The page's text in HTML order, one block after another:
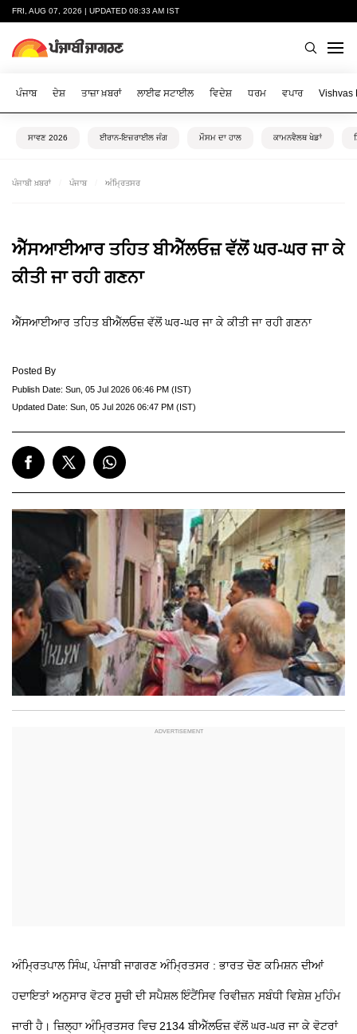
FRI, AUG 07, 2026 | UPDATED 08:33 AM IST
ਪੰਜਾਬ ਦੇਸ਼ ਤਾਜ਼ਾ ਖ਼ਬਰਾਂ ਲਾਈਫ ਸਟਾਈਲ ਵਿਦੇਸ਼ ਧਰਮ ਵਪਾਰ Vishvas
ਸਾਵਣ 2026 ਈਰਾਨ-ਇਜ਼ਰਾਈਲ ਜੰਗ ਮੌਸਮ ਦਾ ਹਾਲ ਕਾਮਨਵੈਲਥ ਖੇਡਾਂ
ਪੰਜਾਬੀ ਖ਼ਬਰਾਂ ਪੰਜਾਬ ਅੰਮ੍ਰਿਤਸਰ
ਐੱਸਆਈਆਰ ਤਹਿਤ ਬੀਐੱਲਓਜ਼ ਵੱਲੋਂ ਘਰ-ਘਰ ਜਾ ਕੇ
ਕੀਤੀ ਜਾ ਰਹੀ ਗਣਨਾ
ਐੱਸਆਈਆਰ ਤਹਿਤ ਬੀਐੱਲਓਜ਼ ਵੱਲੋਂ ਘਰ-ਘਰ ਜਾ ਕੇ ਕੀਤੀ ਜਾ ਰਹੀ ਗਣਨਾ
Posted By
Publish Date: Sun, 05 Jul 2026 06:46 PM (IST)
Updated Date: Sun, 05 Jul 2026 06:47 PM (IST)
ਅੰਮ੍ਰਿਤਪਾਲ ਸਿੰਘ, ਪੰਜਾਬੀ ਜਾਗਰਣਅੰਮ੍ਰਿਤਸਰ : ਭਾਰਤ ਚੋਣ ਕਮਿਸ਼ਨ ਦੀਆਂ
ਹਦਾਇਤਾਂ ਅਨੁਸਾਰ ਵੋਟਰ ਸੂਚੀ ਦੀ ਸਪੈਸ਼ਲ ਇੰਟੈਂਸਿਵ ਰਿਵੀਜ਼ਨ ਸਬੰਧੀ ਵਿਸ਼ੇਸ਼ ਮੁਹਿੰਮ
ਜਾਰੀ ਹੈ। ਜ਼ਿਲ੍ਹਾ ਅੰਮ੍ਰਿਤਸਰ ਵਿਚ 2134 ਬੀਐੱਲਓਜ਼ ਵੱਲੋਂ ਘਰ-ਘਰ ਜਾ ਕੇ ਵੋਟਰਾਂ